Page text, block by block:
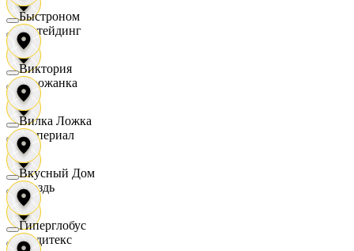
Ижтейдинг
Горожанка
Империал
Гроздь
Индитекс
Быстроном
Виктория
Вилка Ложка
Вкусный Дом
Гиперглобус